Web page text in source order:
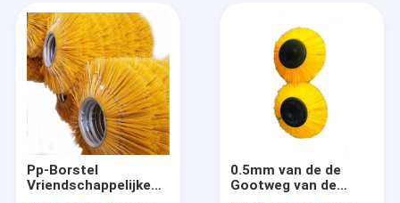
Pp-Borstel
Vriendschappelijke
0.5mm van de de
Gootweg van de